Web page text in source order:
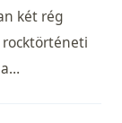
két rég